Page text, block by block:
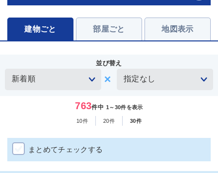
建物ごと 部屋ごと 地図表示
並び替え
763件中 1～30件を表示
10件 20件 30件
まとめてチェックする